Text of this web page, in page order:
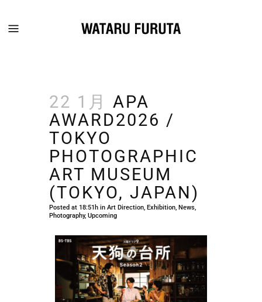
22 1月 APA
AWARD2026 /
TOKYO
PHOTOGRAPHIC
ART MUSEUM
(TOKYO, JAPAN)
Posted at 18:51h in Art Direction Exhibition News
Photography, Upcoming